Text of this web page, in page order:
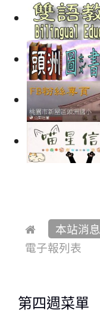
本站消息
電子報列表
第四週菜單